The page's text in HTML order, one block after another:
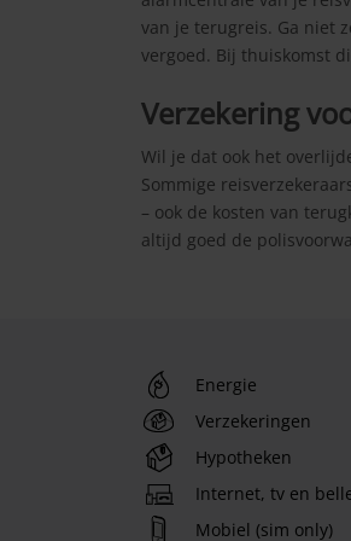
van je terugreis. Ga niet
vergoed. Bij thuiskomst
Verzekering
Wil je dat ook het
Sommige
– ook de kosten van
altijd goed de
Energie
Verzekeringen
Hypotheken
Internet, tv en
Mobiel (sim only)